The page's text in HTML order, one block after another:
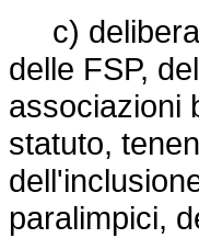
c) delibera
delle FSP,
associazioni
statuto,
paralimpici,